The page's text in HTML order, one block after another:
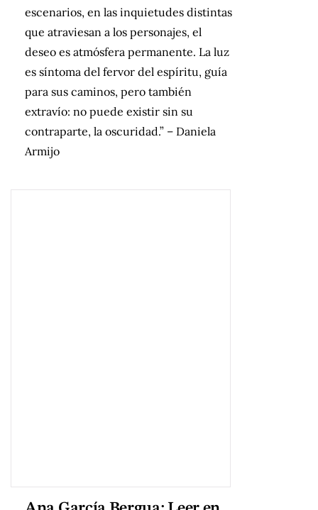
escenarios, en las inquietudes distintas
que atraviesan a los personajes, el
deseo es atmósfera permanente. La luz
es síntoma del fervor del espíritu, guía
para sus caminos, pero también
extravío: no puede existir sin su
contraparte, la oscuridad.” – Daniela
Armijo